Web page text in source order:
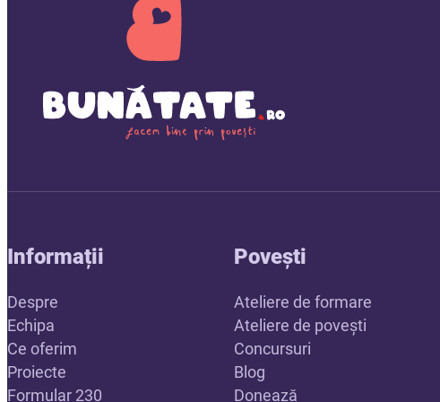
Informații
Despre
Echipa
Ce oferim
Proiecte
Formular 230
Povești
Ateliere de formare
Ateliere de povești
Concursuri
Blog
Donează